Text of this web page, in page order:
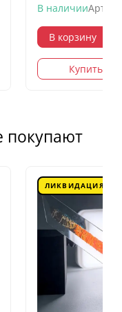
В наличии
В корзину
Купить в
покупают
ЛИКВИДАЦИЯ